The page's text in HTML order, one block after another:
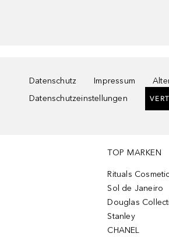
Datenschutz Impressum
Datenschutzeinstellungen
TOP MARKEN
Rituals
Sol de Janeiro
Douglas
Stanley
CHANEL